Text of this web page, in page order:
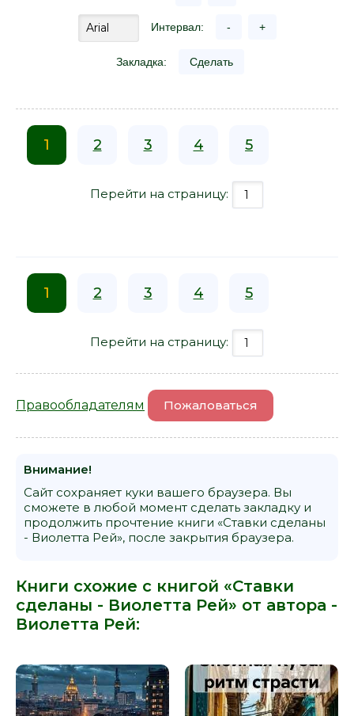
Интервал: - +
Закладка: Сделать
1 2 3 4 5
Перейти на страницу:
1 2 3 4 5
Перейти на страницу:
Правообладателям Пожаловаться
Внимание!
Сайт сохраняет куки вашего браузера. Вы
сможете в любой момент сделать закладку и
продолжить прочтение книги «Ставки сделаны
- Виолетта Рей», после закрытия браузера.
Книги схожие с книгой «Ставки
сделаны - Виолетта Рей» от автора -
Виолетта Рей: